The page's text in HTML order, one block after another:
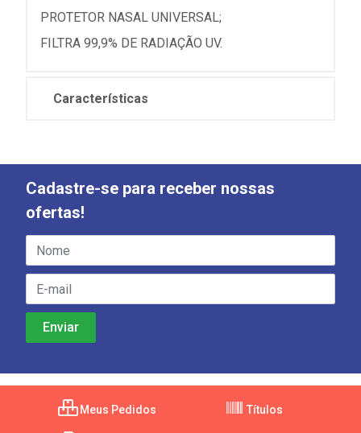
PROTETOR NASAL UNIVERSAL;
FILTRA 99,9% DE RADIAÇÃO UV.
Características
Cadastre-se para receber nossas
ofertas!
Meus Pedidos Títulos